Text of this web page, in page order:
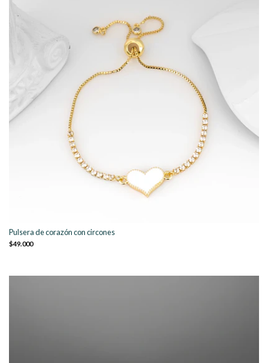
Pulsera de corazón con circones
$49.000